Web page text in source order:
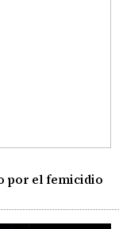
por el femicidio